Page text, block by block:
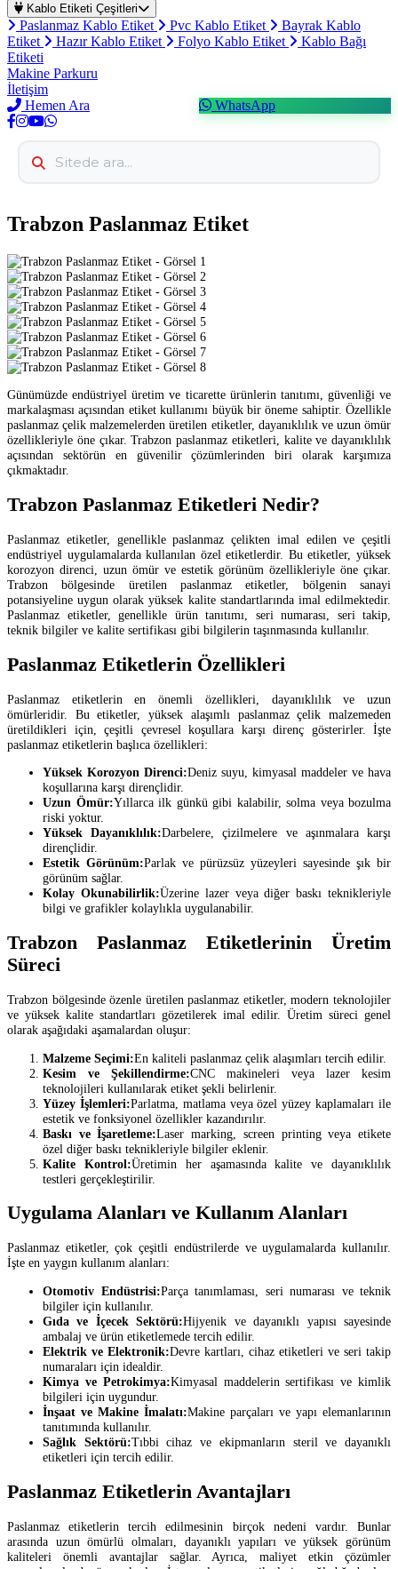
Kablo Etiketi Çeşitleri
Paslanmaz Kablo Etiket Pvc Kablo Etiket
Bayrak Kablo
Etiket
Hazır Kablo Etiket Folyo Kablo Etiket
Kablo Bağı
Etiketi
Makine Parkuru
İletişim
Hemen Ara
WhatsApp
Trabzon Paslanmaz Etiket
Günümüzde endüstriyel üretim ve ticarette ürünlerin tanıtımı, güvenliği ve
markalaşması açısından etiket kullanımı büyük bir öneme sahiptir. Özellikle
paslanmaz çelik malzemelerden üretilen etiketler, dayanıklılık ve uzun ömür
özellikleriyle öne çıkar. Trabzon paslanmaz etiketleri, kalite ve dayanıklılık
açısından sektörün en güvenilir çözümlerinden biri olarak karşımıza
çıkmaktadır.
Trabzon Paslanmaz Etiketleri Nedir?
Paslanmaz etiketler, genellikle paslanmaz çelikten imal edilen ve çeşitli
endüstriyel uygulamalarda kullanılan özel etiketlerdir. Bu etiketler, yüksek
korozyon direnci, uzun ömür ve estetik görünüm özellikleriyle öne çıkar.
Trabzon bölgesinde üretilen paslanmaz etiketler, bölgenin sanayi
potansiyeline uygun olarak yüksek kalite standartlarında imal edilmektedir.
Paslanmaz etiketler, genellikle ürün tanıtımı, seri numarası, seri takip,
teknik bilgiler ve kalite sertifikası gibi bilgilerin taşınmasında kullanılır.
Paslanmaz Etiketlerin Özellikleri
Paslanmaz etiketlerin en önemli özellikleri, dayanıklılık ve uzun
ömürleridir. Bu etiketler, yüksek alaşımlı paslanmaz çelik malzemeden
üretildikleri için, çeşitli çevresel koşullara karşı direnç gösterirler. İşte
paslanmaz etiketlerin başlıca özellikleri:
Yüksek Korozyon Direnci:Deniz suyu, kimyasal maddeler ve hava
koşullarına karşı dirençlidir.
Uzun Ömür:Yıllarca ilk günkü gibi kalabilir, solma veya bozulma
riski yoktur.
Yüksek Dayanıklılık:Darbelere, çizilmelere ve aşınmalara karşı
dirençlidir.
Estetik Görünüm:Parlak ve pürüzsüz yüzeyleri sayesinde şık bir
görünüm sağlar.
Kolay Okunabilirlik:Üzerine lazer veya diğer baskı teknikleriyle
bilgi ve grafikler kolaylıkla uygulanabilir.
Trabzon Paslanmaz Etiketlerinin Üretim
Süreci
Trabzon bölgesinde özenle üretilen paslanmaz etiketler, modern teknolojiler
ve yüksek kalite standartları gözetilerek imal edilir. Üretim süreci genel
olarak aşağıdaki aşamalardan oluşur:
Malzeme Seçimi:En kaliteli paslanmaz çelik alaşımları tercih edilir.
Kesim ve Şekillendirme:CNC makineleri veya lazer kesim
teknolojileri kullanılarak etiket şekli belirlenir.
Yüzey İşlemleri:Parlatma, matlama veya özel yüzey kaplamaları ile
estetik ve fonksiyonel özellikler kazandırılır.
Baskı ve İşaretleme:Laser marking, screen printing veya etikete
özel diğer baskı teknikleriyle bilgiler eklenir.
Kalite Kontrol:Üretimin her aşamasında kalite ve dayanıklılık
testleri gerçekleştirilir.
Uygulama Alanları ve Kullanım Alanları
Paslanmaz etiketler, çok çeşitli endüstrilerde ve uygulamalarda kullanılır.
İşte en yaygın kullanım alanları:
Otomotiv Endüstrisi:Parça tanımlaması, seri numarası ve teknik
bilgiler için kullanılır.
Gıda ve İçecek Sektörü:Hijyenik ve dayanıklı yapısı sayesinde
ambalaj ve ürün etiketlemede tercih edilir.
Elektrik ve Elektronik:Devre kartları, cihaz etiketleri ve seri takip
numaraları için idealdir.
Kimya ve Petrokimya:Kimyasal maddelerin sertifikası ve kimlik
bilgileri için uygundur.
İnşaat ve Makine İmalatı:Makine parçaları ve yapı elemanlarının
tanıtımında kullanılır.
Sağlık Sektörü:Tıbbi cihaz ve ekipmanların steril ve dayanıklı
etiketleri için tercih edilir.
Paslanmaz Etiketlerin Avantajları
Paslanmaz etiketlerin tercih edilmesinin birçok nedeni vardır. Bunlar
arasında uzun ömürlü olmaları, dayanıklı yapıları ve yüksek görünüm
kaliteleri önemli avantajlar sağlar. Ayrıca, maliyet etkin çözümler